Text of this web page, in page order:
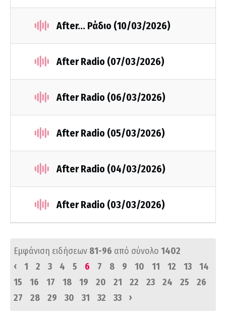
After... Ράδιο (10/03/2026)
After Radio (07/03/2026)
After Radio (06/03/2026)
After Radio (05/03/2026)
After Radio (04/03/2026)
After Radio (03/03/2026)
Εμφάνιση ειδήσεων 81-96 από σύνολο 1402
‹
1 2 3 4 5 6 7 8 9 10 11 12 13
14
15
16 17 18 19 20 21 22 23 24 25
26
27
28 29 30 31 32 33 ›